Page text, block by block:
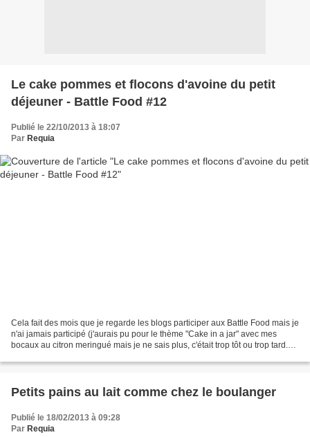
Le cake pommes et flocons d'avoine du petit
déjeuner - Battle Food #12
Publié le 22/10/2013 à 18:07
Par Requia
Cela fait des mois que je regarde les blogs participer aux Battle Food mais je
n'ai jamais participé (j'aurais pu pour le thème "Cake in a jar" avec mes
bocaux au citron meringué mais je ne sais plus, c'était trop tôt ou trop tard.
Petits pains au lait comme chez le boulanger
Publié le 18/02/2013 à 09:28
Par Requia